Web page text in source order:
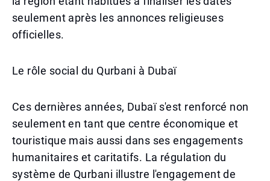
seulement après les annonces religieuses
officielles.
Le rôle social du Qurbani à Dubaï
Ces dernières années, Dubaï s'est renforcé non
seulement en tant que centre économique et
touristique mais aussi dans ses engagements
humanitaires et caritatifs. La régulation du
système de Qurbani illustre l'engagement de